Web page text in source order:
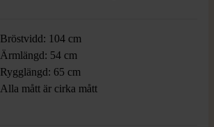
Bröstvidd: 104 cm
Ärmlängd: 54 cm
Rygglängd: 65 cm
Alla mått är cirka mått